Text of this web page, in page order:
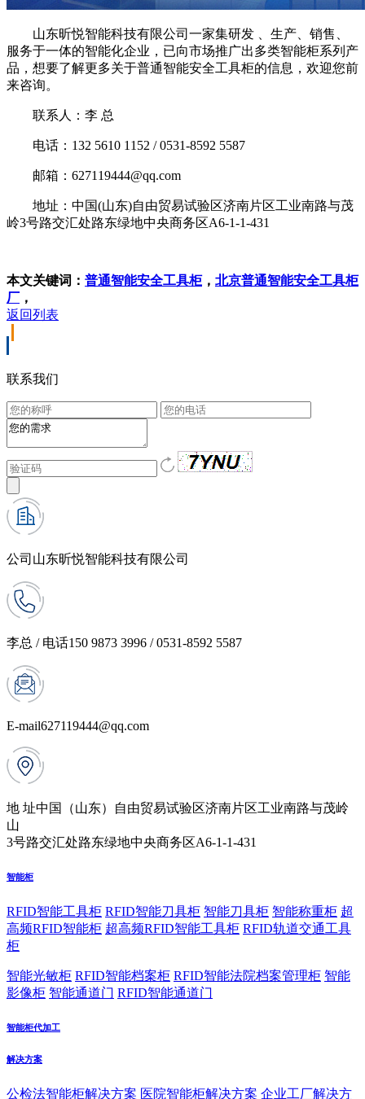
山东昕悦智能科技有限公司一家集研发 、生产、销售、
服务于一体的智能化企业，已向市场推广出多类智能柜系列产
品，想要了解更多关于普通智能安全工具柜的信息，欢迎您前
来咨询。
联系人：李 总
电话：132 5610 1152 / 0531-8592 5587
邮箱：627119444@qq.com
地址：中国(山东)自由贸易试验区济南片区工业南路与茂
岭3号路交汇处路东绿地中央商务区A6-1-1-431
本文关键词： 普通智能安全工具柜， 北京普通智能安全工具柜
厂 ，
返回列表
联系我们
公司 山东昕悦智能科技有限公司
李总 / 电话150 9873 3996 / 0531-8592 5587
E-mail627119444@qq.com
地 址中国（山东）自由贸易试验区济南片区工业南路与茂岭
山
3号路交汇处路东绿地中央商务区A6-1-1-431
智能柜
RFID智能工具柜 RFID智能刀具柜 智能刀具柜 智能称重柜 超
高频RFID智能柜 超高频RFID智能工具柜 RFID轨道交通工具
柜
智能光敏柜 RFID智能档案柜 RFID智能法院档案管理柜 智能
影像柜 智能通道门 RFID智能通道门
智能柜代加工
解决方案
公检法智能柜解决方案 医院智能柜解决方案 企业工厂解决方